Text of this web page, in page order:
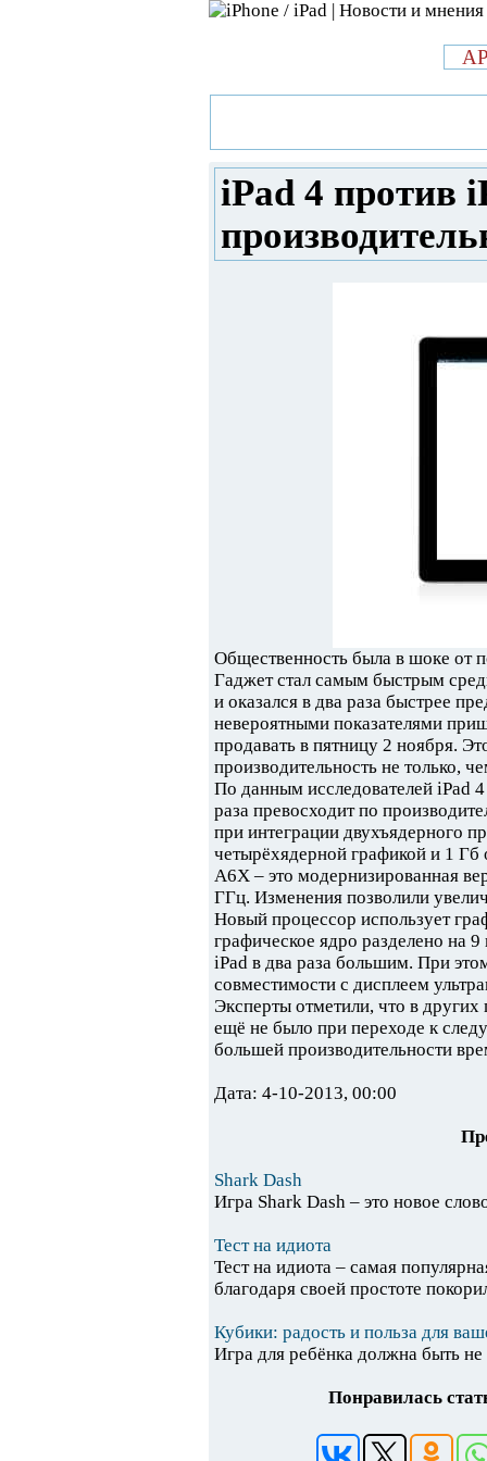
iPad 4 против
Общественность была в шоке от
Гаджет стал самым быстрым
и оказался в два раза быстрее
невероятными показателями
продавать в пятницу 2 ноября.
производительность не только,
По данным исследователей iPad
раза превосходит по
при интеграции двухъядерного
четырёхядерной графикой и 1 Гб
A6X – это модернизированная
ГГц. Изменения позволили
Новый процессор использует
графическое ядро разделено на
iPad в два раза большим. При
совместимости с дисплеем
Эксперты отметили, что в
ещё не было при переходе к
большей производительности
Дата: 4-10-2013, 00:00
Shark Dash
Игра Shark Dash – это новое
Тест на идиота
Тест на идиота – самая
благодаря своей простоте
Кубики: радость и польза для
Игра для ребёнка должна быть
Понравилась